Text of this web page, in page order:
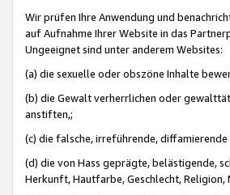
Wir prüfen Ihre Anwendung und
auf Aufnahme Ihrer Website in das
Ungeeignet sind unter anderem Websites:
(a) die sexuelle oder obszöne Inhalte
(b) die Gewalt verherrlichen oder
anstiften,;
(c) die falsche, irreführende,
(d) die von Hass geprägte, belästigende,
Herkunft, Hautfarbe, Geschlecht,